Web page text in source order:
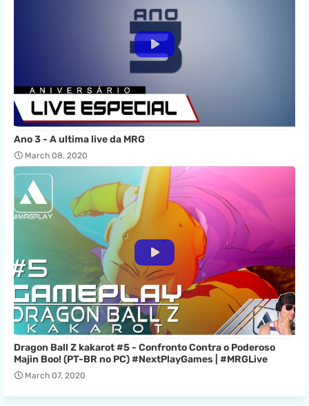
Ano 3 - A ultima live da MRG
March 08, 2020
Dragon Ball Z kakarot #5 - Confronto Contra o Poderoso
Majin Boo! (PT-BR no PC) #NextPlayGames | #MRGLive
March 07, 2020